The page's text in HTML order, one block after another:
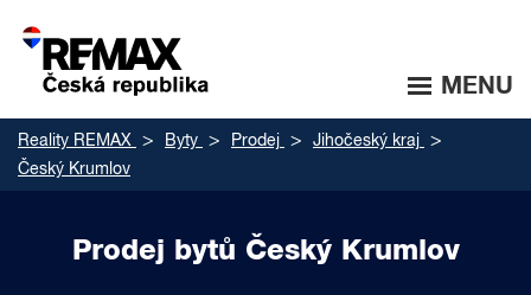
MENU
Reality REMAX Byty Prodej
Jihočeský kraj
Český Krumlov
Prodej bytů Český Krumlov